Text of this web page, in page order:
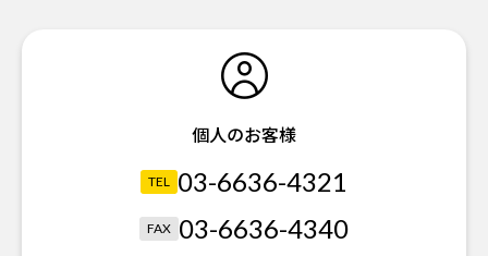
個人のお客様
TEL 03-6636-4321
FAX 03-6636-4340